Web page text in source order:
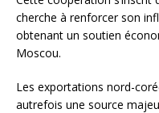
cherche à renforcer son
obtenant un soutien
Moscou.
Les exportations nord-
autrefois une source